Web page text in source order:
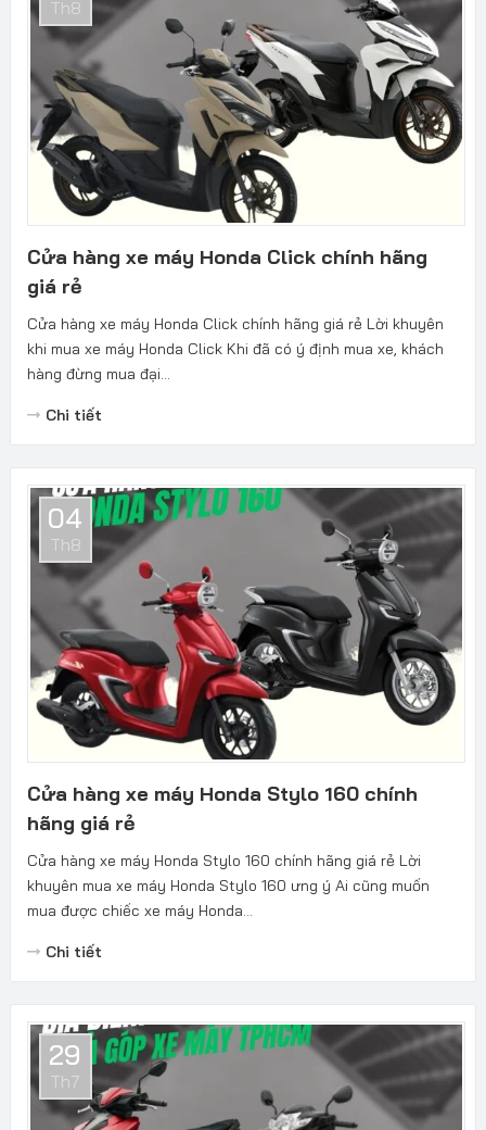
Th8
Cửa hàng xe máy Honda Click chính hãng
giá rẻ
Cửa hàng xe máy Honda Click chính hãng giá rẻ Lời khuyên
khi mua xe máy Honda Click Khi đã có ý định mua xe, khách
hàng đừng mua đại...
Chi tiết
04
Th8
Cửa hàng xe máy Honda Stylo 160 chính
hãng giá rẻ
Cửa hàng xe máy Honda Stylo 160 chính hãng giá rẻ Lời
khuyên mua xe máy Honda Stylo 160 ưng ý Ai cũng muốn
mua được chiếc xe máy Honda...
Chi tiết
29
Th7